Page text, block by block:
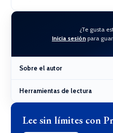
¿Te gusta
Inicia sesión para
Sobre el autor
Herramientas de lectura
Lee sin límites con